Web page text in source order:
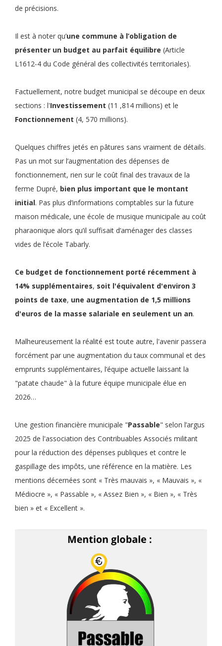
de précisions.
Il est à noter qu’une commune à l’obligation de
présenter un budget au parfait équilibre (Article
L1612-4 du Code général des collectivités territoriales).
Factuellement, notre budget municipal se découpe en deux
sections : l'Investissement (11 ,814 millions) et le
Fonctionnement (4, 570 millions).
Quelques chiffres jetés en pâtures sans vraiment de détails.
Pas un mot sur l’augmentation des dépenses de
fonctionnement, rien sur le coût final des travaux de la
ferme Dupré, bien plus important que le montant
initial. Pas plus d’informations comptables sur la future
maison médicale, une école de musique municipale au coût
pharaonique alors qu’il suffisait d’aménager des classes
vides de l’école Tabarly.
Ce budget de fonctionnement porté récemment à
14% supplémentaires, soit l'équivalent d'environ 3
points de taxe, une augmentation de 1,5 millions
d'euros de la masse salariale en seulement un an.
Malheureusement la réalité est toute autre, l'avenir passera
forcément par une augmentation du taux communal et des
emprunts supplémentaires, l’équipe actuelle laissant la
"patate chaude" à la future équipe municipale élue en
2026…
Une gestion financière municipale "Passable" selon l’argus
2025 de l'association des Contribuables Associés militant
pour la réduction des dépenses publiques et contre le
gaspillage des impôts, une référence en la matière. Les
mentions décernées sont « Très mauvais », « Mauvais », «
Médiocre », « Passable », « Assez Bien », « Bien », « Très
bien » et « Excellent ».